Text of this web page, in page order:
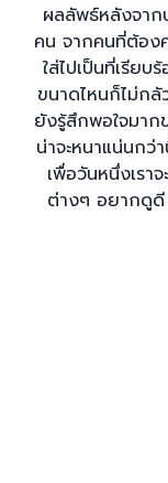
ผลลัพธ์หลังจาก
คน จากคนที่ต้อง
ใส่ไปเป็นที่เรีย
ขนาดไหนก็ไม่ก
ยังรู้สึกพอใจมาก
น่าจะหนาแน่นกว่
เพื่อวันหนึ่งเรา
ต่างๆ อยากดูดี